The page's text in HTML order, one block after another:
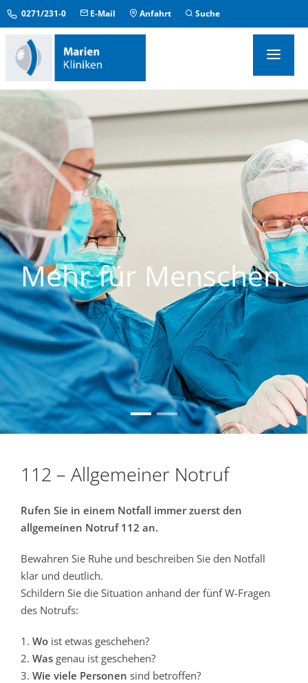
0271/231-0 E-Mail Anfahrt Suche
KLINIKEN & INSTITUTE
MEDIZINISCHE ZENTREN
ÜBERGREIFENDE EINRICHTUNGEN
PFLEGE & AUFENTHALT
KONTAKT & SERVICE
IM NOTFALL
Mehr für Menschen.
112 – Allgemeiner Notruf
Rufen Sie in einem Notfall immer zuerst den
allgemeinen Notruf 112 an.
Bewahren Sie Ruhe und beschreiben Sie den Notfall
klar und deutlich.
Schildern Sie die Situation anhand der fünf W-Fragen
des Notrufs:
1. Wo ist etwas geschehen?
2. Was genau ist geschehen?
3. Wie viele Personen sind betroffen?